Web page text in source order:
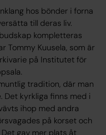
hos bönder i forna
till deras liv.
kompletteras
Tommy Kuusela, som är
på Institutet för
tradition, där man
Det kyrkliga finns med i
ihop med andra
på korset och
gav mer plats åt